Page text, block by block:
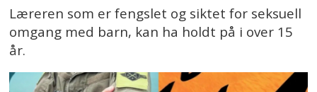
Læreren som er fengslet og siktet for seksuell
omgang med barn, kan ha holdt på i over 15
år.